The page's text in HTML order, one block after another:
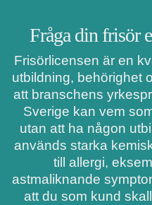
Fråga din frisör
Frisörlicensen är en
utbildning, behörighet
att branschens
Sverige kan vem
utan att ha någon
används starka
till allergi,
astmaliknande
att du som kund